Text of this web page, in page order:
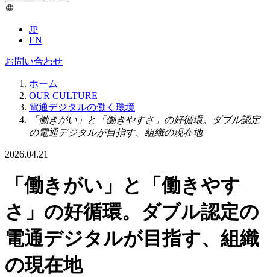
JP
EN
お問い合わせ
ホーム
OUR CULTURE
電通デジタルの働く環境
「働きがい」と「働きやすさ」の好循環。ダブル認定
の電通デジタルが目指す、組織の現在地
2026.04.21
「働きがい」と「働きやす
さ」の好循環。ダブル認定の
電通デジタルが目指す、組織
の現在地